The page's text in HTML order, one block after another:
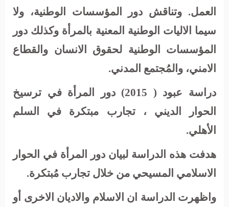
العمل. وتناقش دور المؤسسات الوطنية، ولا
سيما الاليات الوطنية المعنية بالمرأة وكذلك دور
المؤسسات الوطنية لحقوق الانسان والقطاع
الامني، والمُجتمع المدني.
دراسة عبود ( 2015)
دور المرأة في ترسيخ
الحوار الديني ، تجارب مبتكرة في السلم
الأهلي.
هدفت هذه الدراسة لبيان دور المرأة في الحوار
الاسلامي المسيحي من خلال تجارب مُبتكرة.
واظهرت الدراسة ان الاسلام والاديان الاخرى أو